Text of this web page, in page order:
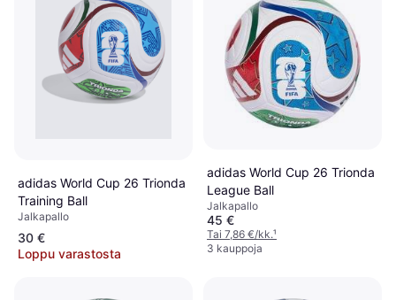
adidas World Cup 26 Trionda
Training Ball
Jalkapallo
30 €
Loppu varastosta
adidas World Cup 26 Trionda
League Ball
Jalkapallo
45 €
Tai 7,86 €/kk.¹
3 kauppoja